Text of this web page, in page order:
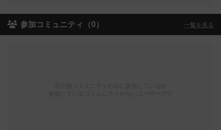
参加コミュニティ（0） 一覧を見る